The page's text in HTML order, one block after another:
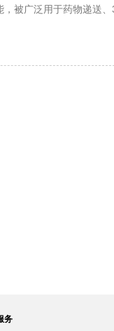
被广泛用于药物递送
务